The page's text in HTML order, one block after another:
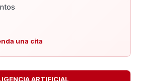
una cita
ARTIFICIAL